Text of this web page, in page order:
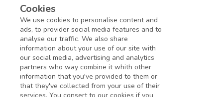
- Serviços de Educação/ Descontos
- Vale Refeição/Alimentação
- Vale Transporte
Application deadline expired!
Cookies
We use cookies to personalise content and
ads, to provider social media features and to
analyse our traffic. We also share
information about your use of our site with
our social media, advertising and analytics
partners who way combine it whith other
information that you've provided to them or
that they've collected from your use of their